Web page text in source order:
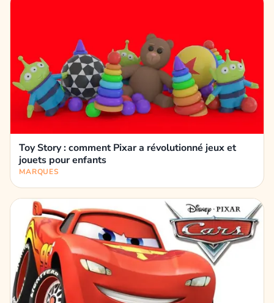
Toy Story : comment Pixar a révolutionné jeux et
jouets pour enfants
MARQUES